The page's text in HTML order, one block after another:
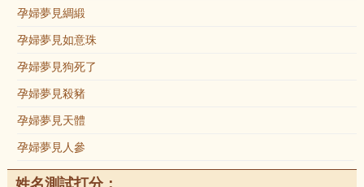
孕婦夢見綢緞
孕婦夢見如意珠
孕婦夢見狗死了
孕婦夢見殺豬
孕婦夢見天體
孕婦夢見人參
姓名測試打分：